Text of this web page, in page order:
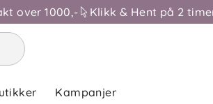
over 1000,- Klikk & Hent på 2
Kampanjer